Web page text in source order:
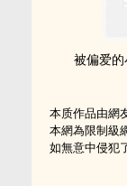
被偏爱的
本质作品由網
本網為限制級
如無意中侵犯